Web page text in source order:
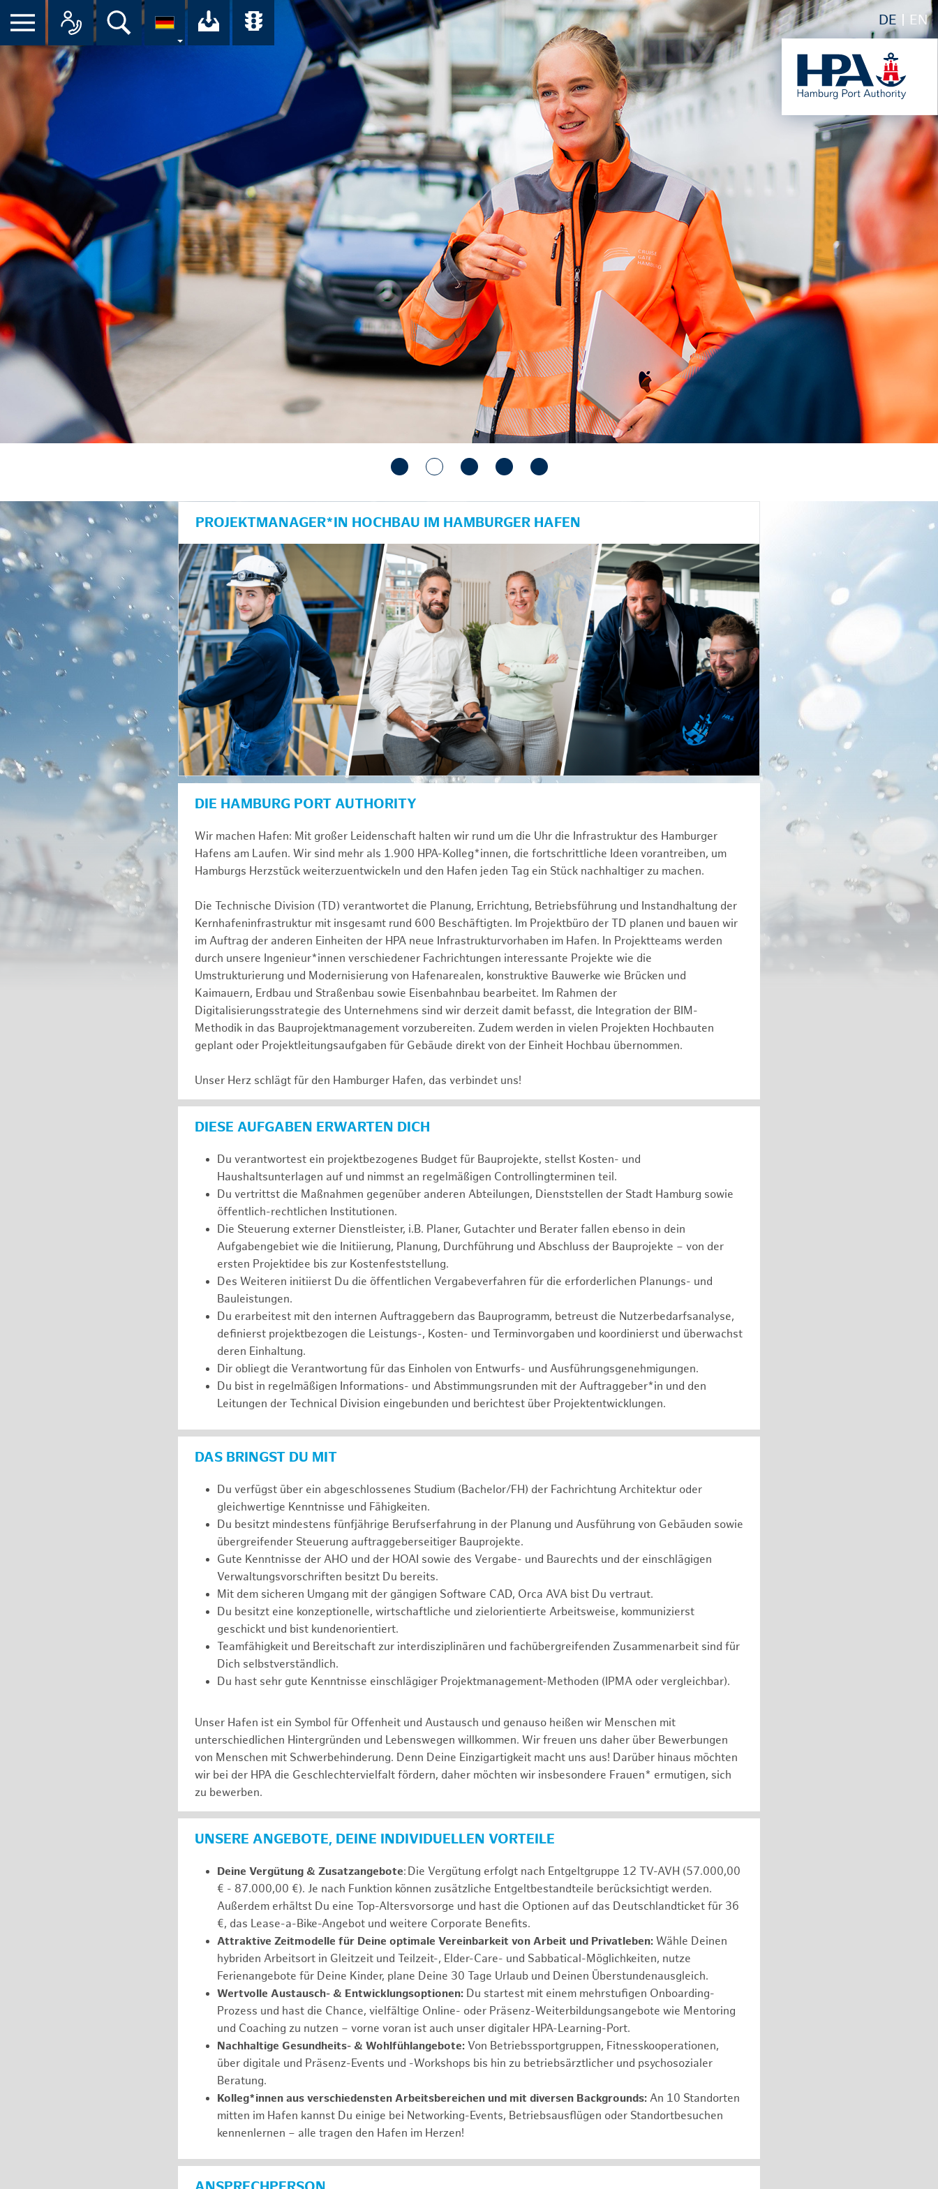
DE EN
Suche Ihr Download-Center der HPA
Übersicht aller Verkehrsmeldungen im Hafen am
PROJEKTMANAGER*IN HOCHBAU IM HAMBURGER HAFEN
DIE HAMBURG PORT AUTHORITY
Wir machen Hafen: Mit großer Leidenschaft halten wir rund um die Uhr die Infrastruktur des Hamburger
Hafens am Laufen. Wir sind mehr als 1.900 HPA-Kolleg*innen, die fortschrittliche Ideen vorantreiben, um
Hamburgs Herzstück weiterzuentwickeln und den Hafen jeden Tag ein Stück nachhaltiger zu machen.
Die Technische Division (TD) verantwortet die Planung, Errichtung, Betriebsführung und Instandhaltung der
Kernhafeninfrastruktur mit insgesamt rund 600 Beschäftigten. Im Projektbüro der TD planen und bauen wir
im Auftrag der anderen Einheiten der HPA neue Infrastrukturvorhaben im Hafen. In Projektteams werden
durch unsere Ingenieur*innen verschiedener Fachrichtungen interessante Projekte wie die
Umstrukturierung und Modernisierung von Hafenarealen, konstruktive Bauwerke wie Brücken und
Kaimauern, Erdbau und Straßenbau sowie Eisenbahnbau bearbeitet. Im Rahmen der
Digitalisierungsstrategie des Unternehmens sind wir derzeit damit befasst, die Integration der BIM-
Methodik in das Bauprojektmanagement vorzubereiten. Zudem werden in vielen Projekten Hochbauten
geplant oder Projektleitungsaufgaben für Gebäude direkt von der Einheit Hochbau übernommen.
Unser Herz schlägt für den Hamburger Hafen, das verbindet uns!
DIESE AUFGABEN ERWARTEN DICH
Du verantwortest ein projektbezogenes Budget für Bauprojekte, stellst Kosten- und
Haushaltsunterlagen auf und nimmst an regelmäßigen Controllingterminen teil.
Du vertrittst die Maßnahmen gegenüber anderen Abteilungen, Dienststellen der Stadt Hamburg sowie
öffentlich-rechtlichen Institutionen.
Die Steuerung externer Dienstleister, i.B. Planer, Gutachter und Berater fallen ebenso in dein
Aufgabengebiet wie die Initiierung, Planung, Durchführung und Abschluss der Bauprojekte – von der
ersten Projektidee bis zur Kostenfeststellung.
Des Weiteren initiierst Du die öffentlichen Vergabeverfahren für die erforderlichen Planungs- und
Bauleistungen.
Du erarbeitest mit den internen Auftraggebern das Bauprogramm, betreust die Nutzerbedarfsanalyse,
definierst projektbezogen die Leistungs-, Kosten- und Terminvorgaben und koordinierst und überwachst
deren Einhaltung.
Dir obliegt die Verantwortung für das Einholen von Entwurfs- und Ausführungsgenehmigungen.
Du bist in regelmäßigen Informations- und Abstimmungsrunden mit der Auftraggeber*in und den
Leitungen der Technical Division eingebunden und berichtest über Projektentwicklungen.
DAS BRINGST DU MIT
Du verfügst über ein abgeschlossenes Studium (Bachelor/FH) der Fachrichtung Architektur oder
gleichwertige Kenntnisse und Fähigkeiten.
Du besitzt mindestens fünfjährige Berufserfahrung in der Planung und Ausführung von Gebäuden sowie
übergreifender Steuerung auftraggeberseitiger Bauprojekte.
Gute Kenntnisse der AHO und der HOAI sowie des Vergabe- und Baurechts und der einschlägigen
Verwaltungsvorschriften besitzt Du bereits.
Mit dem sicheren Umgang mit der gängigen Software CAD, Orca AVA bist Du vertraut.
Du besitzt eine konzeptionelle, wirtschaftliche und zielorientierte Arbeitsweise, kommunizierst
geschickt und bist kundenorientiert.
Teamfähigkeit und Bereitschaft zur interdisziplinären und fachübergreifenden Zusammenarbeit sind für
Dich selbstverständlich.
Du hast sehr gute Kenntnisse einschlägiger Projektmanagement-Methoden (IPMA oder vergleichbar).
Unser Hafen ist ein Symbol für Offenheit und Austausch und genauso heißen wir Menschen mit
unterschiedlichen Hintergründen und Lebenswegen willkommen. Wir freuen uns daher über Bewerbungen
von Menschen mit Schwerbehinderung. Denn Deine Einzigartigkeit macht uns aus! Darüber hinaus möchten
wir bei der HPA die Geschlechtervielfalt fördern, daher möchten wir insbesondere Frauen* ermutigen, sich
zu bewerben.
UNSERE ANGEBOTE, DEINE INDIVIDUELLEN VORTEILE
Deine Vergütung & Zusatzangebote: Die Vergütung erfolgt nach Entgeltgruppe 12 TV-AVH (57.000,00
€ - 87.000,00 €). Je nach Funktion können zusätzliche Entgeltbestandteile berücksichtigt werden.
Außerdem erhältst Du eine Top-Altersvorsorge und hast die Optionen auf das Deutschlandticket für 36
€, das Lease-a-Bike-Angebot und weitere Corporate Benefits.
Attraktive Zeitmodelle für Deine optimale Vereinbarkeit von Arbeit und Privatleben: Wähle Deinen
hybriden Arbeitsort in Gleitzeit und Teilzeit-, Elder-Care- und Sabbatical-Möglichkeiten, nutze
Ferienangebote für Deine Kinder, plane Deine 30 Tage Urlaub und Deinen Überstundenausgleich.
Wertvolle Austausch- & Entwicklungsoptionen: Du startest mit einem mehrstufigen Onboarding-
Prozess und hast die Chance, vielfältige Online- oder Präsenz-Weiterbildungsangebote wie Mentoring
und Coaching zu nutzen – vorne voran ist auch unser digitaler HPA-Learning-Port.
Nachhaltige Gesundheits- & Wohlfühlangebote: Von Betriebssportgruppen, Fitnesskooperationen,
über digitale und Präsenz-Events und -Workshops bis hin zu betriebsärztlicher und psychosozialer
Beratung.
Kolleg*innen aus verschiedensten Arbeitsbereichen und mit diversen Backgrounds: An 10 Standorten
mitten im Hafen kannst Du einige bei Networking-Events, Betriebsausflügen oder Standortbesuchen
kennenlernen – alle tragen den Hafen im Herzen!